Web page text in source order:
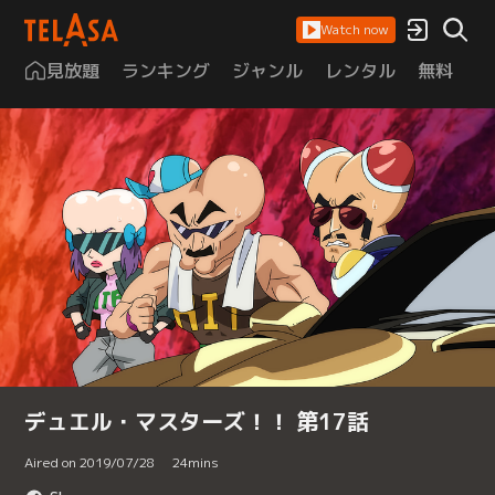
Watch now
見放題 ランキング ジャンル レンタル 無料
デュエル・マスターズ！！ 第17話
Aired on 2019/07/28 24mins